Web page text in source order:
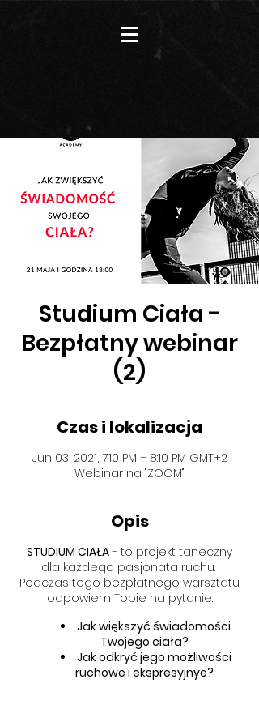
Studium Ciała -
Bezpłatny webinar
(2)
Czas i lokalizacja
Jun 03, 2021, 7:10 PM – 8:10 PM GMT+2
Webinar na "ZOOM"
Opis
STUDIUM CIAŁA- to projekt taneczny
dla każdego pasjonata ruchu.
Podczas tego bezpłatnego warsztatu
odpowiem Tobie na pytanie:
Jak większyć świadomości
Twojego ciała?
Jak odkryć jego możliwości
ruchowe i ekspresyjnye?